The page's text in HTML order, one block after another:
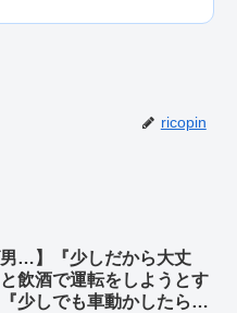
ricopin
男…】『少しだから大丈
飲酒で運転をしようとす
少しでも車動かしたらＫ